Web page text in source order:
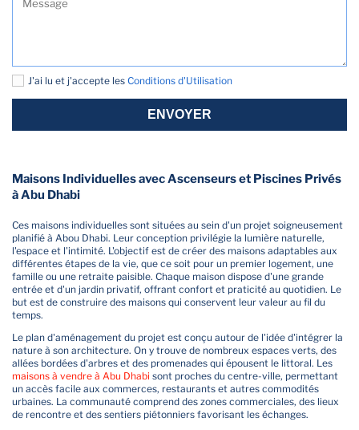
J'ai lu et j'accepte les Conditions d'Utilisation
ENVOYER
Maisons Individuelles avec Ascenseurs et Piscines Privés
à Abu Dhabi
Ces maisons individuelles sont situées au sein d'un projet soigneusement
planifié à Abou Dhabi. Leur conception privilégie la lumière naturelle,
l'espace et l'intimité. L'objectif est de créer des maisons adaptables aux
différentes étapes de la vie, que ce soit pour un premier logement, une
famille ou une retraite paisible. Chaque maison dispose d'une grande
entrée et d'un jardin privatif, offrant confort et praticité au quotidien. Le
but est de construire des maisons qui conservent leur valeur au fil du
temps.
Le plan d'aménagement du projet est conçu autour de l'idée d'intégrer la
nature à son architecture. On y trouve de nombreux espaces verts, des
allées bordées d'arbres et des promenades qui épousent le littoral. Les
maisons à vendre à Abu Dhabi sont proches du centre-ville, permettant
un accès facile aux commerces, restaurants et autres commodités
urbaines. La communauté comprend des zones commerciales, des lieux
de rencontre et des sentiers piétonniers favorisant les échanges.